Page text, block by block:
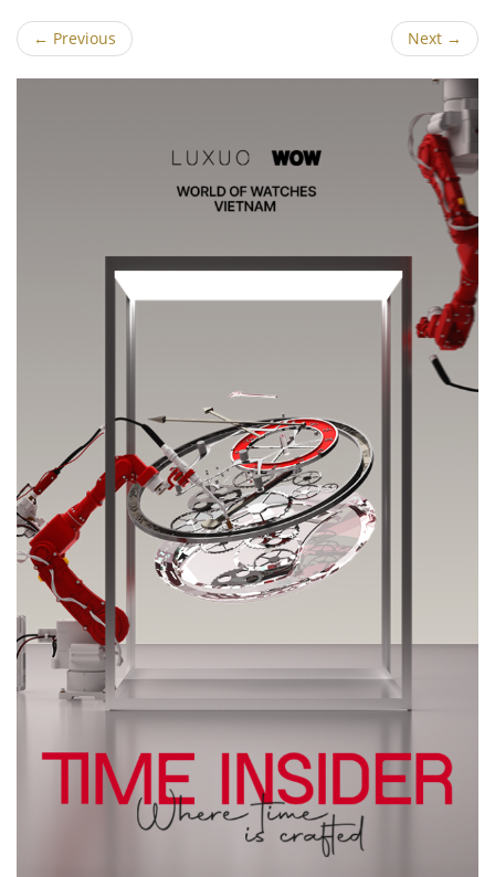
← Previous Next →